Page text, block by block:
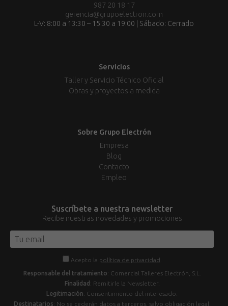
987 20 18 17
gerencia@grupoelectron.com
L-V: 8:00 a 13:30 – 15:30 a 19:00 | Sábado: Cerrado
Servicios
Taller y Servicio Técnico Oficial
Obras y proyectos a medida
Sobre Grupo Electrón
Empresa
Blog
Contacto
Empleo
Suscríbete a nuestra newsletter
Recibe nuestras novedades y promociones
Acepto la política de privacidad
Responsable del tratamiento: Comercial Talleres Electrón, S.L.
Finalidad : Remitirle la Newsletter.
Legitimación: Consentimiento del interesado.
Destinatarios: No se cederán datos a terceros, salvo obligación legal.